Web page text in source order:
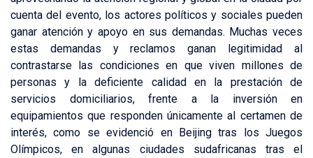
cuenta del evento, los actores políticos y sociales pueden
ganar atención y apoyo en sus demandas. Muchas veces
estas demandas y reclamos ganan legitimidad al
contrastarse las condiciones en que viven millones de
personas y la deficiente calidad en la prestación de
servicios domiciliarios, frente a la inversión en
equipamientos que responden únicamente al certamen de
interés, como se evidenció en Beijing tras los Juegos
Olímpicos, en algunas ciudades sudafricanas tras el